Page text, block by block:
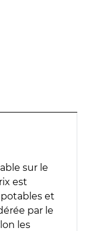
sur le
est
potables et
par le
les